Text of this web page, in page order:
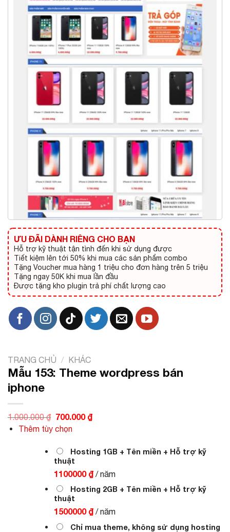
ƯU ĐÃI DÀNH RIÊNG CHO BẠN
Hỗ trợ kỹ thuật tận tình đến khi sử dụng được
Tiết kiệm lên tới 50% khi mua các sản phẩm combo
Tặng Voucher mua hàng 1 triệu cho đơn hàng trên 5 triệu
Tặng ngay 50K khi mua lần đầu
Được tặng kho plugin trả phí chất lượng cao
TRANG CHỦ / KHÁC
Mẫu 153: Theme wordpress bán
iphone
1.000.000₫ Giá
gốc
là:
700.000 ₫Giá
700.000 ₫.
Thêm tùy chọn
Hosting 1GB + Tên miền + Hỗ trợ kỹ
thuật
1100000 ₫ / năm
Hosting 2GB + Tên miền + Hỗ trợ kỹ
thuật
1500000 ₫ / năm
Chỉ mua theme, không sử dụng hosting